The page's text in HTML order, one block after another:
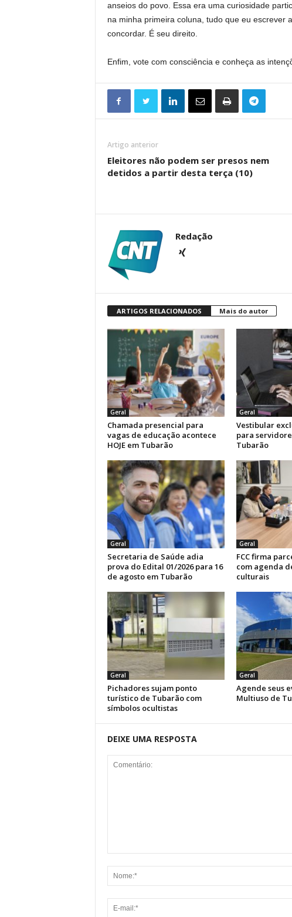
anseios do povo. Essa era uma curiosidade
na minha primeira coluna, tudo que eu escrever
concordar. É seu direito.
Enfim, vote com consciência e conheça as
Artigo anterior
Eleitores não podem ser presos nem
detidos a partir desta terça (10)
Redação
ARTIGOS RELACIONADOS Mais do autor
Geral
Chamada presencial para
vagas de educação acontece
HOJE em Tubarão
Geral
Vestibular
para
Tubarão
Geral
Secretaria de Saúde adia
prova do Edital 01/2026 para 16
de agosto em Tubarão
Geral
FCC firma
com agenda
culturais
Geral
Pichadores sujam ponto
turístico de Tubarão com
símbolos ocultistas
Geral
Agende seus
Multiuso de
DEIXE UMA RESPOSTA